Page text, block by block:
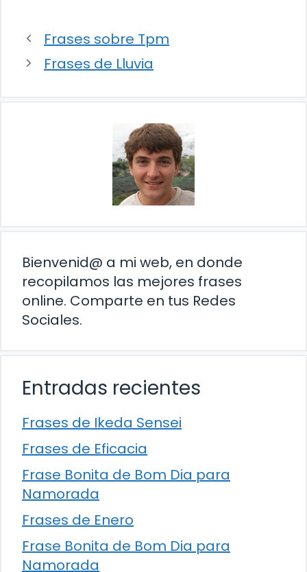
Frases sobre Tpm
Frases de Lluvia
Bienvenid@ a mi web, en donde
recopilamos las mejores frases
online. Comparte en tus Redes
Sociales.
Entradas recientes
Frases de Ikeda Sensei
Frases de Eficacia
Frase Bonita de Bom Dia para
Namorada
Frases de Enero
Frase Bonita de Bom Dia para
Namorada